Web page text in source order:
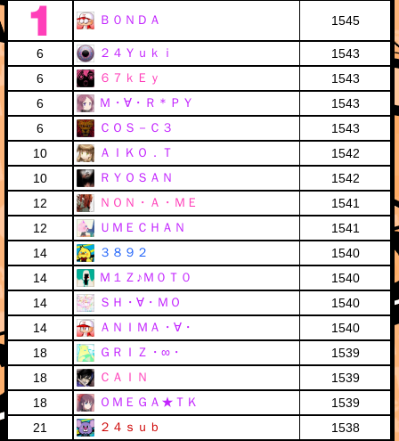
Ｂ０ＮＤＡ 1545
6 ２４Ｙｕｋｉ
1543
6
６７ｋＥｙ
1543
6
Ｍ・∀・Ｒ＊ＰＹ
1543
6
ＣＯＳ－Ｃ３
1543
10
ＡＩＫＯ．Ｔ
1542
10
ＲＹＯＳＡＮ
1542
12
ＮＯＮ・Ａ・ＭＥ
1541
12
ＵＭＥＣＨＡＮ
1541
14
３８９２
1540
14
Ｍ１Ｚ♪Ｍ０Ｔ０
1540
14
ＳＨ・∀・ＭＯ
1540
14
ＡＮＩＭＡ・∀・
1540
18
ＧＲＩＺ・∞・
1539
18
ＣＡＩＮ
1539
18
ＯＭＥＧＡ★ＴＫ
1539
21
２４ｓｕｂ
1538